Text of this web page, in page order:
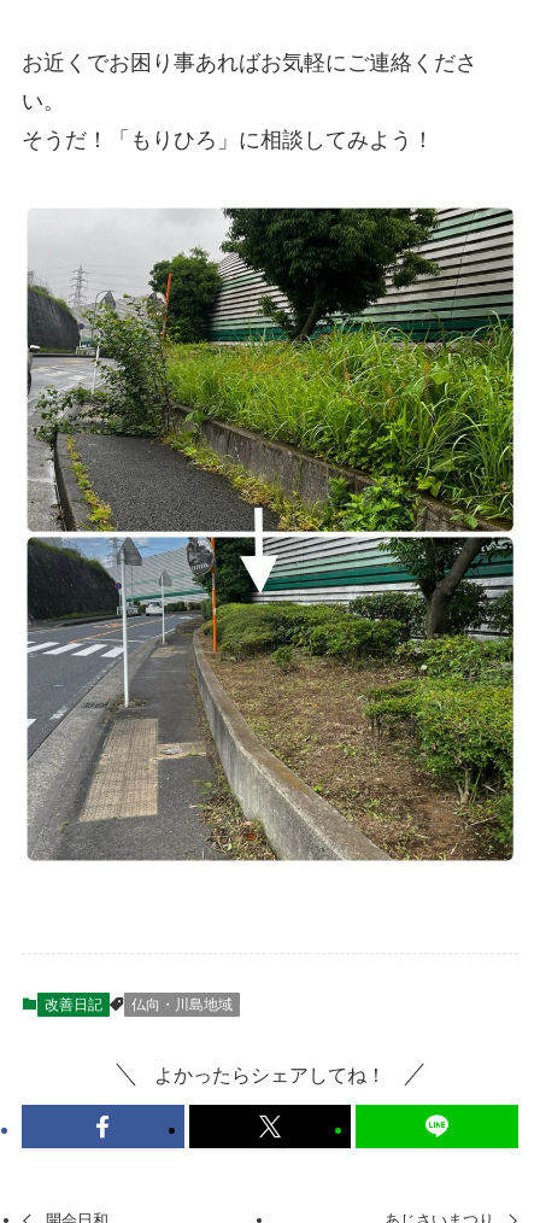
お近くでお困り事あればお気軽にご連絡くださ
い。
そうだ！「もりひろ」に相談してみよう！
改善日記 仏向・川島地域
よかったらシェアしてね！